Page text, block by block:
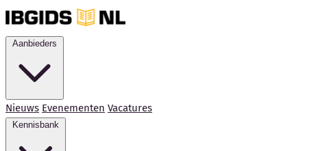
Nieuws Evenementen Vacatures